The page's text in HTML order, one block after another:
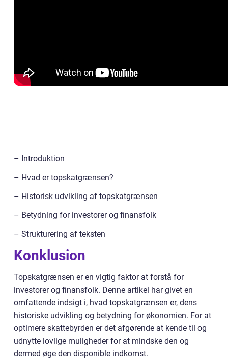
– Introduktion
– Hvad er topskatgrænsen?
– Historisk udvikling af topskatgrænsen
– Betydning for investorer og finansfolk
– Strukturering af teksten
Konklusion
Topskatgrænsen er en vigtig faktor at forstå for
investorer og finansfolk. Denne artikel har givet en
omfattende indsigt i, hvad topskatgrænsen er, dens
historiske udvikling og betydning for økonomien. For at
optimere skattebyrden er det afgørende at kende til og
udnytte lovlige muligheder for at mindske den og
dermed øge den disponible indkomst.